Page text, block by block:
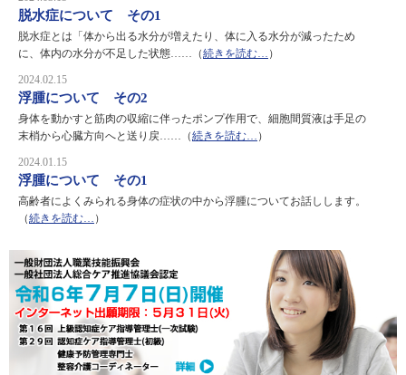
脱水症について その1
脱水症とは「体から出る水分が増えたり、体に入る水分が減ったため
に、体内の水分が不足した状態……（続きを読む… ）
2024.02.15
浮腫について その2
身体を動かすと筋肉の収縮に伴ったポンプ作用で、細胞間質液は手足の
末梢から心臓方向へと送り戻……（続きを読む… ）
2024.01.15
浮腫について その1
高齢者によくみられる身体の症状の中から浮腫についてお話しします。
（続きを読む… ）